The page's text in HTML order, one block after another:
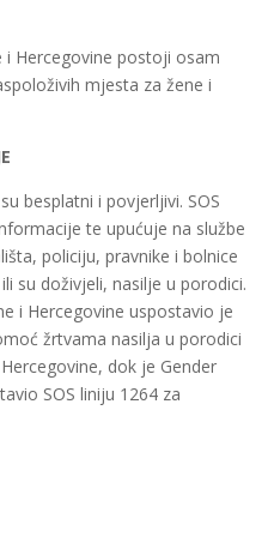
Hercegovine postoji osam
mjesta za žene i
besplatni i povjerljivi. SOS
te upućuje na službe
policiju, pravnike i bolnice
su doživjeli, nasilje u porodici.
i Hercegovine uspostavio je
žrtvama nasilja u porodici
dok je Gender
SOS liniju 1264 za